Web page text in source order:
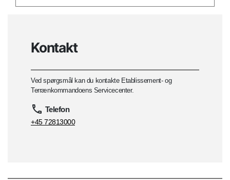
Kontakt
Ved spørgsmål kan du kontakte Etablissement- og
Terrænkommandoens Servicecenter.
Telefon
+45 72813000